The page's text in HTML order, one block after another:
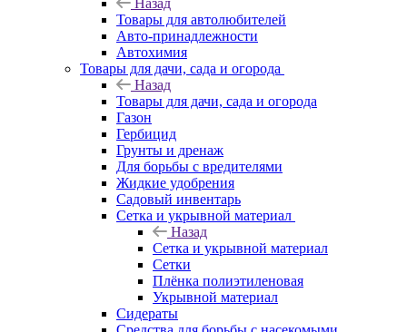
Назад
Товары для автолюбителей
Авто-принадлежности
Автохимия
Товары для дачи, сада и огорода
Назад
Товары для дачи, сада и огорода
Газон
Гербицид
Грунты и дренаж
Для борьбы с вредителями
Жидкие удобрения
Садовый инвентарь
Сетка и укрывной материал
Назад
Сетка и укрывной материал
Сетки
Плёнка полиэтиленовая
Укрывной материал
Сидераты